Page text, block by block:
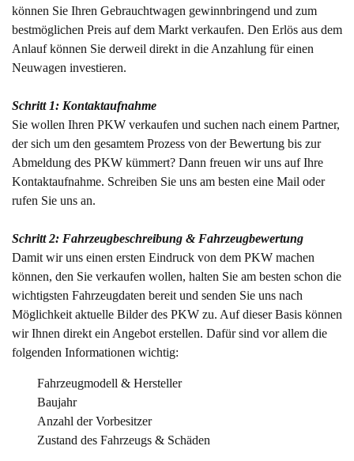
können Sie Ihren Gebrauchtwagen gewinnbringend und zum
bestmöglichen Preis auf dem Markt verkaufen. Den Erlös aus dem
Anlauf können Sie derweil direkt in die Anzahlung für einen
Neuwagen investieren.
Schritt 1: Kontaktaufnahme
Sie wollen Ihren PKW verkaufen und suchen nach einem Partner,
der sich um den gesamtem Prozess von der Bewertung bis zur
Abmeldung des PKW kümmert? Dann freuen wir uns auf Ihre
Kontaktaufnahme. Schreiben Sie uns am besten eine Mail oder
rufen Sie uns an.
Schritt 2: Fahrzeugbeschreibung & Fahrzeugbewertung
Damit wir uns einen ersten Eindruck von dem PKW machen
können, den Sie verkaufen wollen, halten Sie am besten schon die
wichtigsten Fahrzeugdaten bereit und senden Sie uns nach
Möglichkeit aktuelle Bilder des PKW zu. Auf dieser Basis können
wir Ihnen direkt ein Angebot erstellen. Dafür sind vor allem die
folgenden Informationen wichtig:
Fahrzeugmodell & Hersteller
Baujahr
Anzahl der Vorbesitzer
Zustand des Fahrzeugs & Schäden